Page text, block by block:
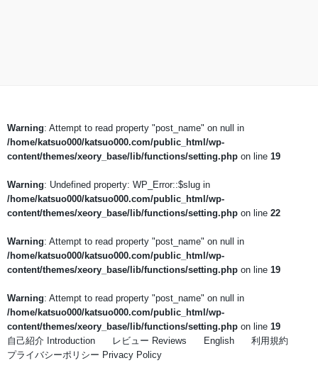
Warning: Attempt to read property "post_name" on null in
/home/katsuo000/katsuo000.com/public_html/wp-
content/themes/xeory_base/lib/functions/setting.php on line 19
Warning: Undefined property: WP_Error::$slug in
/home/katsuo000/katsuo000.com/public_html/wp-
content/themes/xeory_base/lib/functions/setting.php on line 22
Warning: Attempt to read property "post_name" on null in
/home/katsuo000/katsuo000.com/public_html/wp-
content/themes/xeory_base/lib/functions/setting.php on line 19
Warning: Attempt to read property "post_name" on null in
/home/katsuo000/katsuo000.com/public_html/wp-
content/themes/xeory_base/lib/functions/setting.php on line 19
自己紹介 Introduction
レビュー Reviews English
利用規約
プライバシーポリシー Privacy Policy